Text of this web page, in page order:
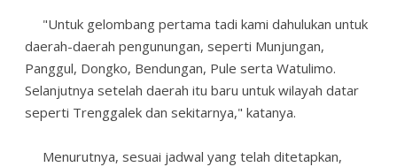
"Untuk gelombang pertama tadi kami dahulukan untuk
daerah-daerah pengunungan, seperti Munjungan,
Panggul, Dongko, Bendungan, Pule serta Watulimo.
Selanjutnya setelah daerah itu baru untuk wilayah datar
seperti Trenggalek dan sekitarnya," katanya.
Menurutnya, sesuai jadwal yang telah ditetapkan,